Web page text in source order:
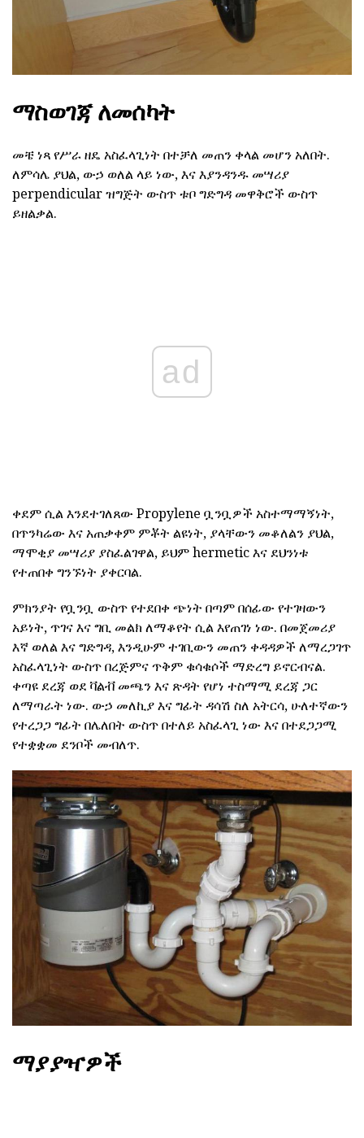
ማስወገጃ ለመሰካት
መቼ ነጻ የሥራ ዘዴ አስፈላጊነት በተቻለ መጠን ቀላል መሆን አለበት.
ለምሳሌ ያህል, ውኃ ወለል ላይ ነው, እና እያንዳንዱ መሣሪያ
perpendicular ዝግጅት ውስጥ ቱቦ ግድግዳ መዋቅሮች ውስጥ
ይዘልቃል.
ad
ቀደም ሲል እንደተገለጸው Propylene ቧንቧዎች አስተማማኝነት,
በጥንካሬው እና አጠቃቀም ምቾት ልዩነት, ያላቸውን መቆለልን ያህል,
ማሞቂያ መሣሪያ ያስፈልገዋል, ይህም hermetic እና ደህንነቱ
የተጠበቀ ግንኙነት ያቀርባል.
ምክንያት የቧንቧ ውስጥ የተደበቀ ጭነት በጣም በሰፊው የተገዛውን
አይነት, ጥገና እና ግቢ መልክ ለማቆየት ሲል እየጠገነ ነው. በመጀመሪያ
እኛ ወለል እና ግድግዳ, እንዲሁም ተገቢውን መጠን ቀዳዳዎች ለማረጋገጥ
አስፈላጊነት ውስጥ በረጅምና ጥቅም ቁሳቁሶች ማድረግ ይኖርብናል.
ቀጣዩ ደረጃ ወደ ቫልቭ መጫን እና ጽዳት የሆነ ተስማሚ ደረጃ ጋር
ለማጣራት ነው. ውኃ መለኪያ እና ግፊት ዳሳሽ ስለ አትርሳ, ሁለተኛውን
የተረጋጋ ግፊት በሌለበት ውስጥ በተለይ አስፈላጊ ነው እና በተደጋጋሚ
የተቋቋመ ደንቦች መብለጥ.
ማያያዣዎች